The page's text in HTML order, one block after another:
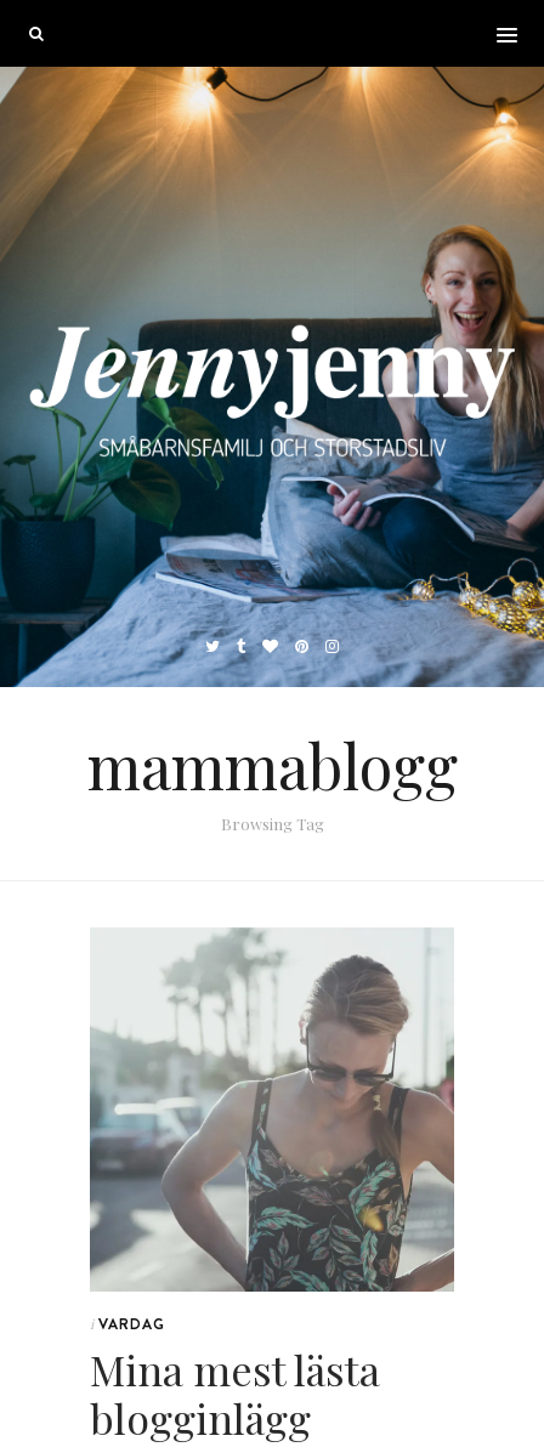
mammablogg
Browsing Tag
i VARDAG
Mina mest lästa
blogginlägg